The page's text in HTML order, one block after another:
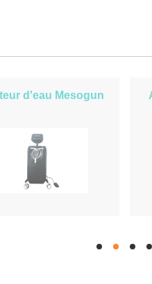
d'eau Mesogun
hd hd hd hd